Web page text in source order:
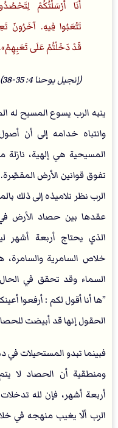
أَنَا أَرْسَلْتُكُمْ
تَتْعَبُوا فِيهِ. آخَرُونَ
قَدْ دَخَلْتُمْ عَلَى تَعَبِهِمْ».
(إنجيل يوحنا 4: 35-38)
ينبه الرب يسوع المسيح له
وانتباه خدامه إلى أن
المسيحية هي إلهية، نازلة
تفوق قوانين الأرض
الرب نظر تلاميذه إلى ذلك
عقدها بين حصاد الأرض
الذي يحتاج أربعة أشهر
خلاص السامرية
السماء وقد تحقق في
”ها أنا أقول لكم : أرفعوا
الحقول إنها قد أبيضت
فبينما تبدو المستحيلات في
ومنطقية أن الحصاد لا
أربعة أشهر، فإن لله
الرب ألّا يغيب منهجه في